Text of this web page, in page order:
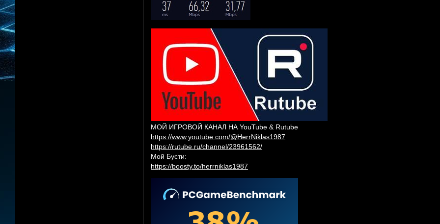
МОЙ ИГРОВОЙ КАНАЛ НА YouTube & Rutube
https://www.youtube.com/@HerrNiklas1987
https://rutube.ru/channel/23961562/
Мой Бусти:
https://boosty.to/herrniklas1987